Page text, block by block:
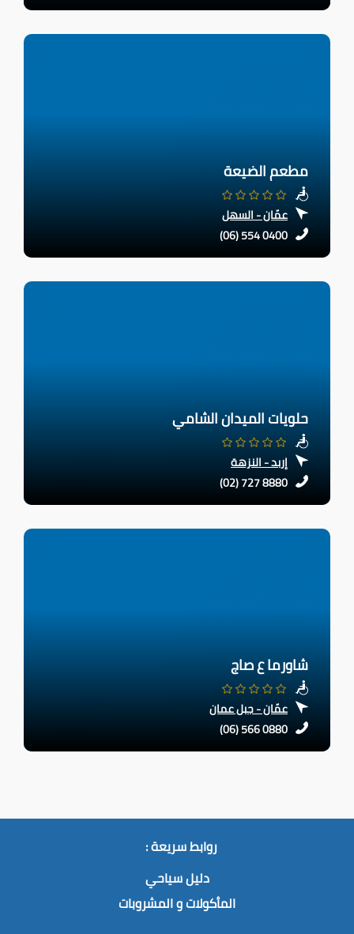
مطعم الضيعة
عمّان - السهل
(06) 554 0400
حلويات الميدان الشامي
إربد - النزهة
(02) 727 8880
شاورما ع صاج
عمّان - جبل عمان
(06) 566 0880
روابط سريعة :
دليل سياحي
المأكولات و المشروبات